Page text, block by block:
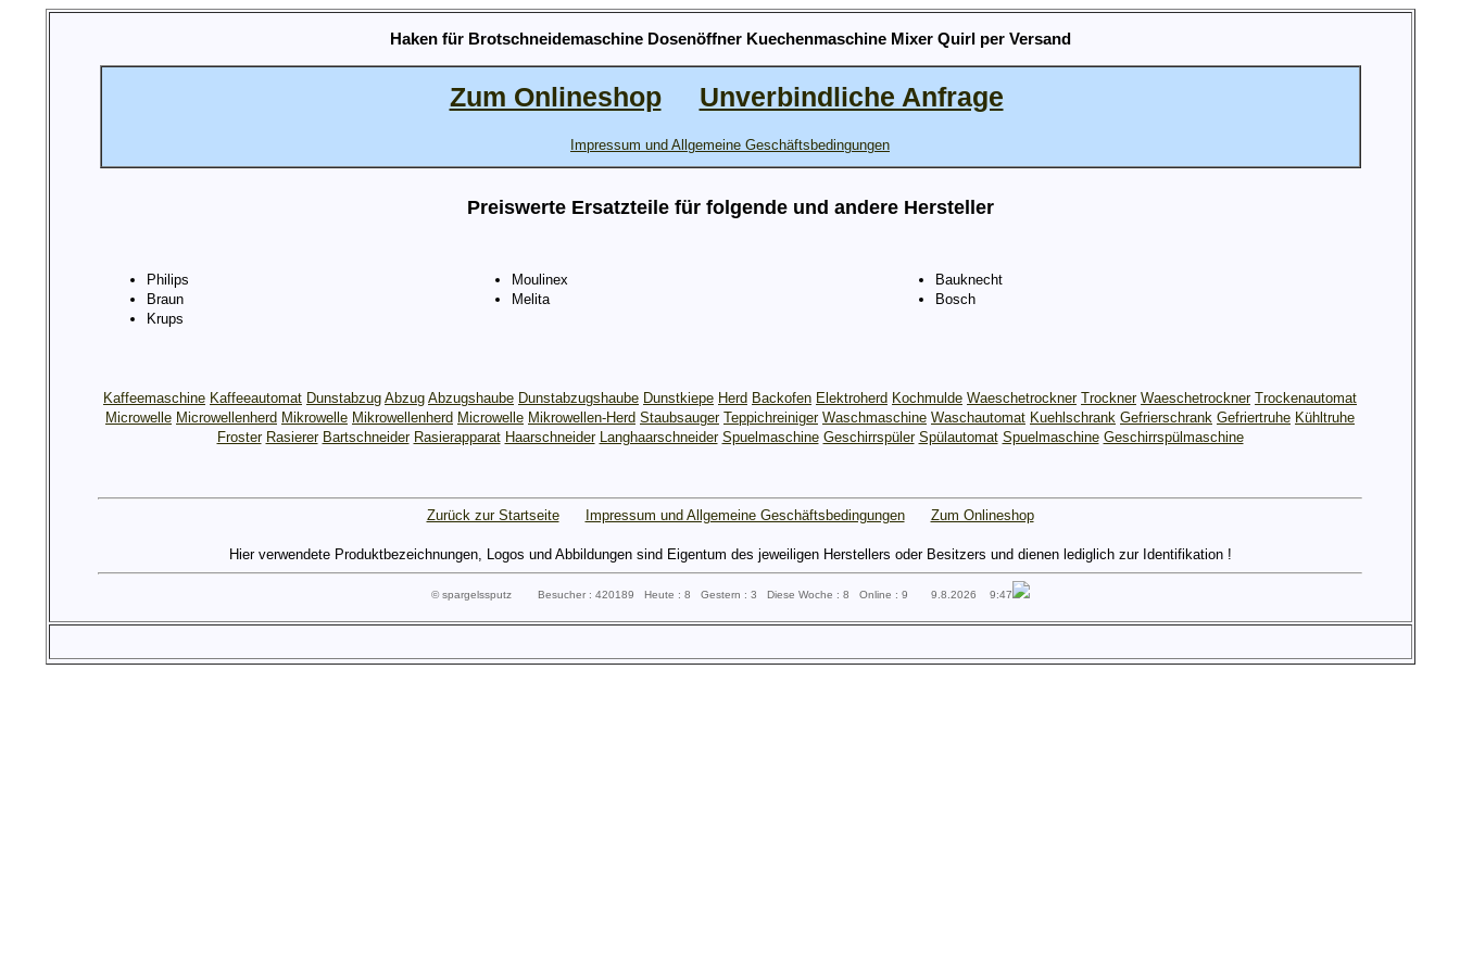
Haken für Brotschneidemaschine Dosenöffner Kuechenmaschine Mixer Quirl per Versand
Zum Onlineshop Unverbindliche Anfrage
Impressum und Allgemeine Geschäftsbedingungen
Preiswerte Ersatzteile für folgende und andere Hersteller
Philips
Braun
Krups
Moulinex
Melita
Bauknecht
Bosch
Kaffeemaschine Kaffeeautomat Dunstabzug Abzug Abzugshaube Dunstabzugshaube Dunstkiepe Herd Backofen Elektroherd Kochmulde Waeschetrockner Trockner Waeschetrockner Trockenautomat
Microwelle Microwellenherd Mikrowelle Mikrowellenherd Microwelle Mikrowellen-Herd Staubsauger Teppichreiniger Waschmaschine Waschautomat Kuehlschrank Gefrierschrank Gefriertruhe Kühltruhe
Froster Rasierer Bartschneider Rasierapparat Haarschneider Langhaarschneider Spuelmaschine Geschirrspüler Spülautomat Spuelmaschine Geschirrspülmaschine
Zurück zur Startseite Impressum und Allgemeine Geschäftsbedingungen Zum Onlineshop
Hier verwendete Produktbezeichnungen, Logos und Abbildungen sind Eigentum des jeweiligen Herstellers oder Besitzers und dienen lediglich zur Identifikation !
© spargelssputz Besucher : 420189 Heute : 8 Gestern : 3 Diese Woche : 8 Online : 9 9.8.2026 9:47